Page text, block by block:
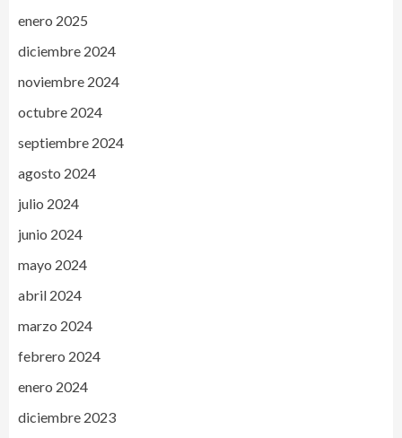
enero 2025
diciembre 2024
noviembre 2024
octubre 2024
septiembre 2024
agosto 2024
julio 2024
junio 2024
mayo 2024
abril 2024
marzo 2024
febrero 2024
enero 2024
diciembre 2023